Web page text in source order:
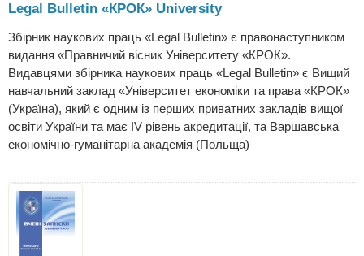
Legal Bulletin «КРОК» University
Збірник наукових праць «Legal Bulletin» є правонаступником
видання «Правничий вісник Університету «КРОК».
Видавцями збірника наукових праць «Legal Bulletin» є Вищий
навчальний заклад «Університет економіки та права «КРОК»
(Україна), який є одним із перших приватних закладів вищої
освіти України та має IV рівень акредитації, та Варшавська
економічно-гуманітарна академія (Польща)